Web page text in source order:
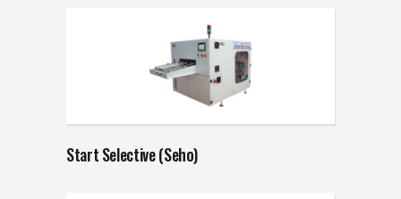
Start Selective (Seho)